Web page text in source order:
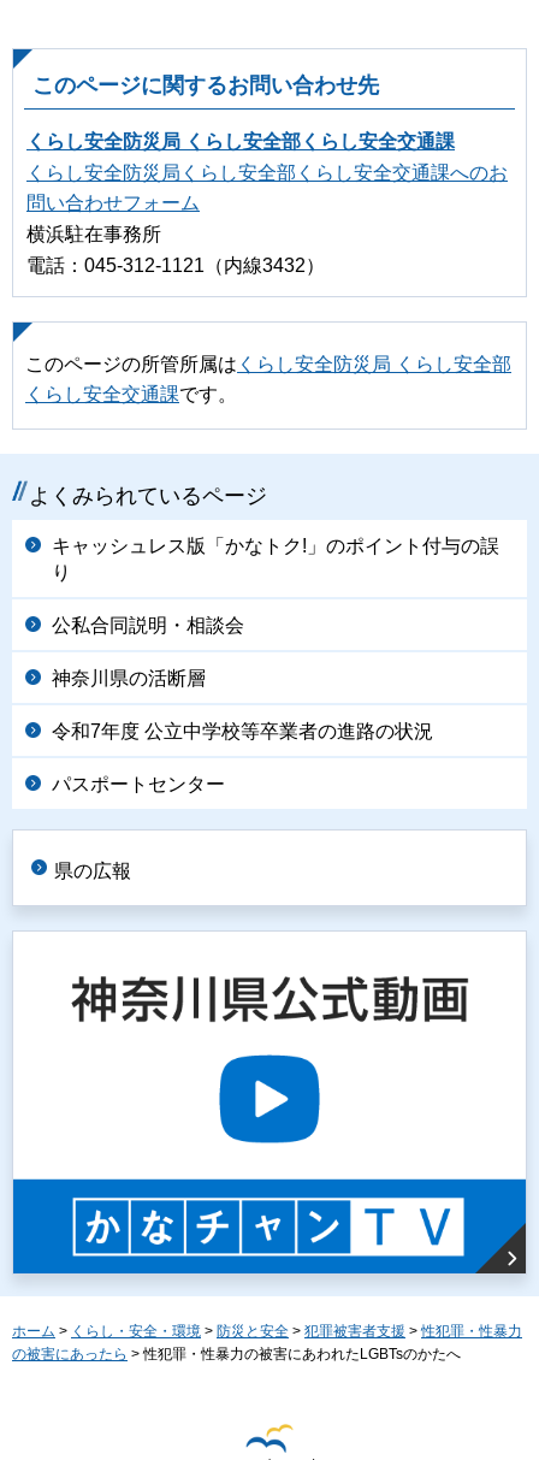
このページに関するお問い合わせ先
くらし安全防災局 くらし安全部くらし安全交通課
くらし安全防災局くらし安全部くらし安全交通課へのお
問い合わせフォーム
横浜駐在事務所
電話：045-312-1121（内線3432）
このページの所管所属は くらし安全防災局 くらし安全部
くらし安全交通課です。
よくみられているページ
キャッシュレス版「かなトク!」のポイント付与の誤
り
公私合同説明・相談会
神奈川県の活断層
令和7年度 公立中学校等卒業者の進路の状況
パスポートセンター
県の広報
ホーム > くらし・安全・環境 > 防災と安全 > 犯罪被害者支援 >性犯罪・性暴力
の被害にあったら > 性犯罪・性暴力の被害にあわれたLGBTsのかたへ